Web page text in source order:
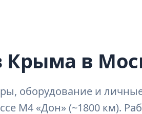
Крыма в
оборудование и
М4 «Дон» (~1800 км).